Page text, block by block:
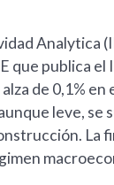
Analytica
publica el
de 0,1%
leve, se
La